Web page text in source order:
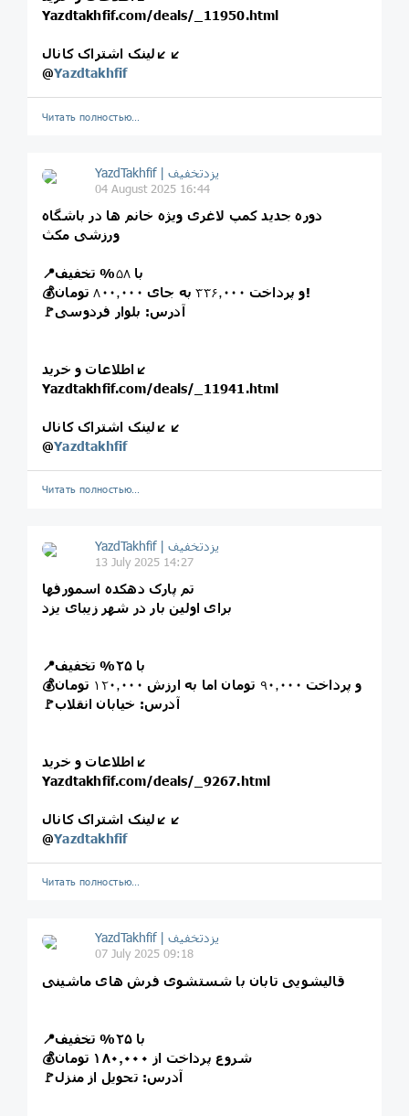
Yazdtakhfif.com/deals/_11950.html
لینک اشتراک کانال↙️↙️
@Yazdtakhfif
Читать полностью…
04 August 2025 16:44
دوره جدید کمپ لاغری ویژه خانم ها در باشگاه
ورزشی مکث
📍با ۵۸% تخفیف
💰و پرداخت ۳۳۶٫۰۰۰به جای ۸۰۰٫۰۰۰
تومان!
🚩آدرس: بلوار فردوسی
اطلاعات و خرید↙️
Yazdtakhfif.com/deals/_11941.html
لینک اشتراک کانال↙️↙️
@Yazdtakhfif
Читать полностью…
13 July 2025 14:27
تم پارک دهکده اسمورفها
برای اولین بار در شهر زیبای یزد
📍با ۲۵% تخفیف
💰و پرداخت ۹۰٫۰۰۰ تومان اما به ارزش ۱۲۰٫۰۰۰ تومان
🚩آدرس: خیابان انقلاب
اطلاعات و خرید↙️
Yazdtakhfif.com/deals/_9267.html
لینک اشتراک کانال↙️↙️
@Yazdtakhfif
Читать полностью…
07 July 2025 09:18
قالیشویی تابان با شستشوی فرش های ماشینی
📍با ۲۵% تخفیف
💰شروع پرداخت از ۱۸۰٫۰۰۰ تومان
🚩آدرس: تحویل از منزل